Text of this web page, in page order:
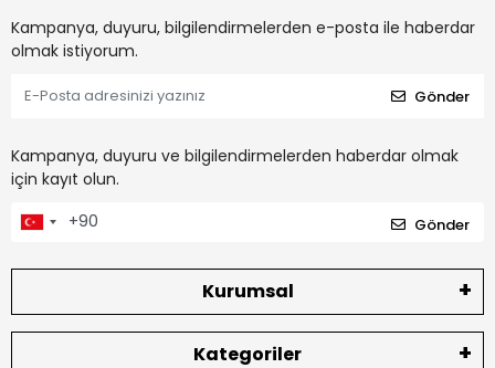
Kampanya, duyuru, bilgilendirmelerden e-posta ile haberdar
olmak istiyorum.
Gönder
Kampanya, duyuru ve bilgilendirmelerden haberdar olmak
için kayıt olun.
Gönder
Kurumsal
Kategoriler